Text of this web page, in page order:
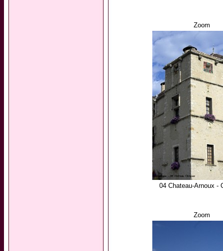
Zoom
04 Chateau-Arnoux -
Zoom